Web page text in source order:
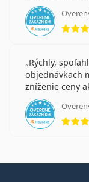
Rýchly,
objednávkach
zníženie ceny